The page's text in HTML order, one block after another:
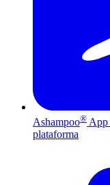
Ashampoo® App
plataforma